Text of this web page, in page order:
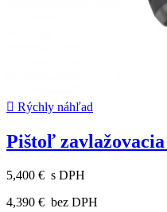
 Rýchly náhľad
Pištoľ
5,400 € s DPH
4,390 € bez DPH